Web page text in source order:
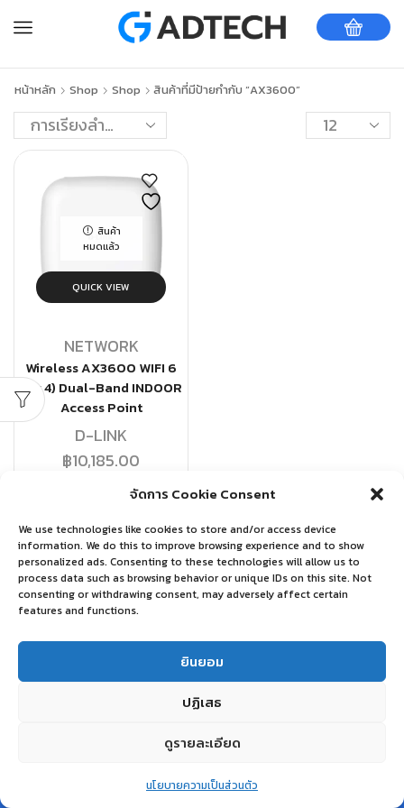
จัดการ Cookie Consent
We use technologies like cookies to store and/or access device
information. We do this to improve browsing experience and to show
personalized ads. Consenting to these technologies will allow us to
process data such as browsing behavior or unique IDs on this site. Not
consenting or withdrawing consent, may adversely affect certain
features and functions.
ยินยอม
ปฏิเสธ
ดูรายละเอียด
นโยบายความเป็นส่วนตัว
หน้าหลัก Shop Shop สินค้าที่มีป้ายกำกับ “AX3600”
สินค้า
หมดแล้ว
QUICK VIEW
NETWORK
Wireless AX3600 WIFI 6
(4 x 4) Dual-Band INDOOR
Access Point
D-LINK
฿10,185.00
Wishlist